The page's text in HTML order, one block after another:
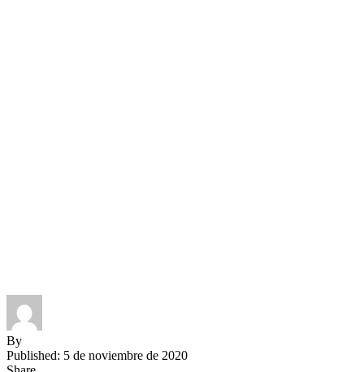
By
Published: 5 de noviembre de 2020